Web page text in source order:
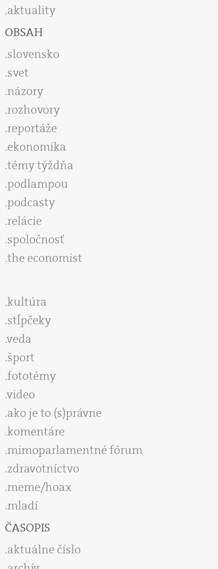
aktuality
OBSAH
slovensko
svet
názory
rozhovory
reportáže
ekonomika
témy týždňa
podlampou
podcasty
relácie
spoločnosť
the economist
kultúra
stĺpčeky
veda
šport
fototémy
video
ako je to (s)právne
komentáre
mimoparlamentné fórum
zdravotníctvo
meme/hoax
mladí
ČASOPIS
aktuálne číslo